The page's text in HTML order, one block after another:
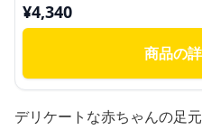
¥4,340
商品の
デリケートな赤ちゃんの足